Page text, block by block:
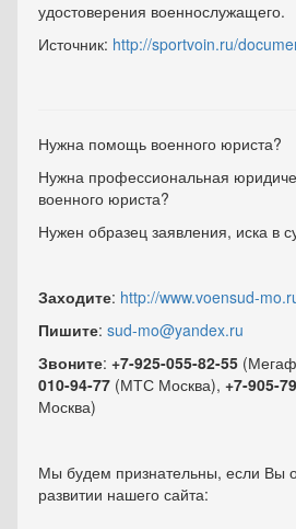
удостоверения военнослужащего.
Источник: http://sportvoin.ru/
Нужна помощь военного юриста?
Нужна профессиональная
военного юриста?
Нужен образец заявления, иска в
Заходите: http://www.voensud-
Пишите: sud-mo@yandex.ru
Звоните: +7-925-055-82-55
010-94-77 (МТС Москва), +7-905-
Москва)
Мы будем признательны, если Вы
развитии нашего сайта: